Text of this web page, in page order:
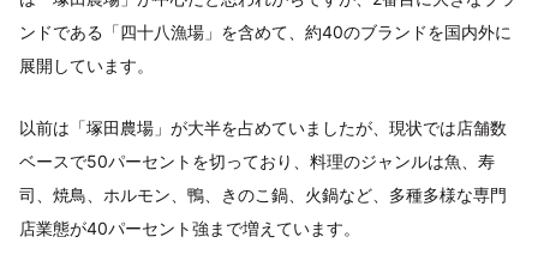
ンドである「四十八漁場」を含めて、約40のブランドを国内外に
展開しています。
以前は「塚田農場」が大半を占めていましたが、現状では店舗数
ベースで50パーセントを切っており、料理のジャンルは魚、寿
司、焼鳥、ホルモン、鴨、きのこ鍋、火鍋など、多種多様な専門
店業態が40パーセント強まで増えています。